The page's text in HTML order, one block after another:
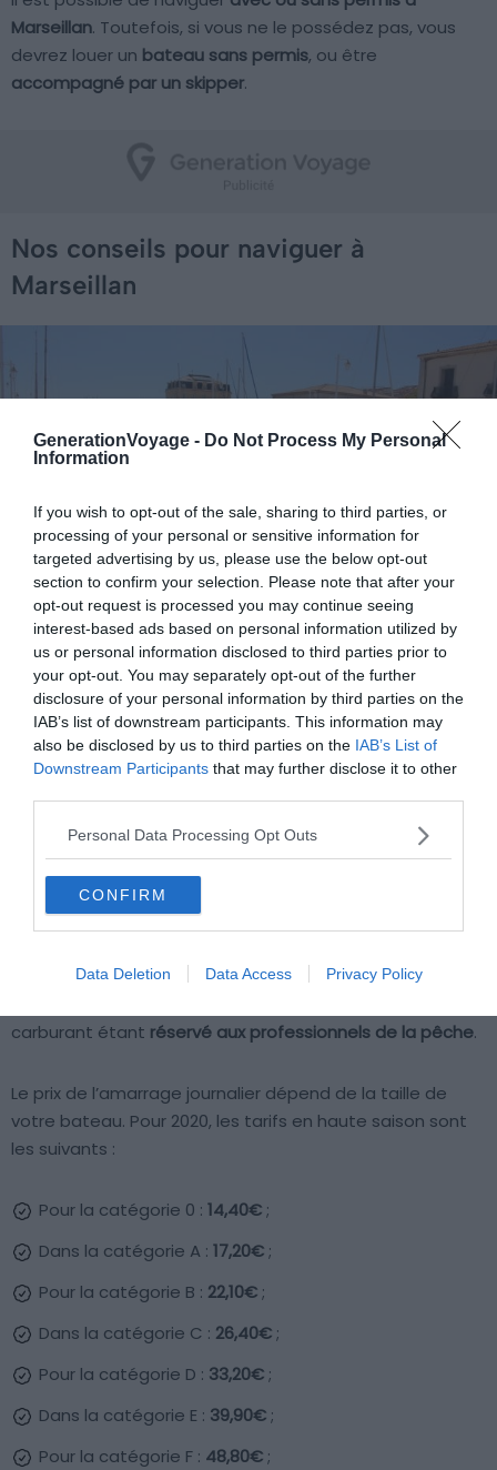
GenerationVoyage - Do Not Process My Personal
Information
If you wish to opt-out of the sale, sharing to third parties, or
processing of your personal or sensitive information for
targeted advertising by us, please use the below opt-out
section to confirm your selection. Please note that after your
opt-out request is processed you may continue seeing
interest-based ads based on personal information utilized by
us or personal information disclosed to third parties prior to
your opt-out. You may separately opt-out of the further
disclosure of your personal information by third parties on the
IAB’s list of downstream participants. This information may
also be disclosed by us to third parties on the IAB’s List of
Downstream Participants that may further disclose it to other
Personal Data Processing Opt Outs
CONFIRM
Data Deletion Data Access Privacy Policy
Marseillan. Toutefois, si vous ne le possédez pas, vous
devrez louer un bateau sans permis, ou être
accompagné par un skipper.
Nos conseils pour naviguer à
Marseillan
Crédit Photo : Shutterstock – Picturereflex
Marseillan possède non pas un, mais trois ports de
plaisance : le port de Marseillan Ville, le port de Marseillan
Plage, et celui de Tabarka. Cependant, ce sont les deux
Le port de Marseillan Ville
Situé sur l’étang de Thau, ce port possède 22 places
vents, il ne présente pas de difficultés d’accès majeures.
carburant étant réservé aux professionnels de la pêche.
Le prix de l’amarrage journalier dépend de la taille de
votre bateau. Pour 2020, les tarifs en haute saison sont
les suivants :
Pour la catégorie 0 : 14,40€;
Dans la catégorie A : 17,20€;
Pour la catégorie B : 22,10€;
Dans la catégorie C : 26,40€;
Pour la catégorie D : 33,20€;
Dans la catégorie E : 39,90€;
Pour la catégorie F : 48,80€;